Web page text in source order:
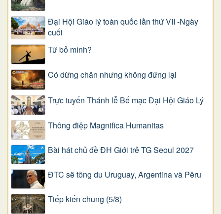
Đại Hội Giáo lý toàn quốc lần thứ VII -Ngày
cuối
Từ bỏ mình?
Có dừng chân nhưng không đứng lại
Trực tuyến Thánh lễ Bế mạc Đại Hội Giáo Lý
Thông điệp Magnifica Humanitas
Bài hát chủ đề ĐH Giới trẻ TG Seoul 2027
ĐTC sẽ tông du Uruguay, Argentina và Pêru
Tiếp kiến chung (5/8)